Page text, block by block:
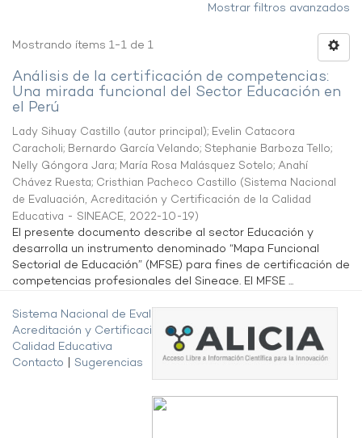
Mostrar filtros avanzados
Mostrando ítems 1-1 de 1
Análisis de la certificación de competencias:
Una mirada funcional del Sector Educación en
el Perú
Lady Sihuay Castillo (autor principal); Evelin Catacora
Caracholi; Bernardo García Velando; Stephanie Barboza Tello;
Nelly Góngora Jara; María Rosa Malásquez Sotelo; Anahí
Chávez Ruesta; Cristhian Pacheco Castillo (Sistema Nacional
de Evaluación, Acreditación y Certificación de la Calidad
Educativa - SINEACE, 2022-10-19)
El presente documento describe al sector Educación y
desarrolla un instrumento denominado “Mapa Funcional
Sectorial de Educación” (MFSE) para fines de certificación de
competencias profesionales del Sineace. El MFSE ...
Sistema Nacional de Evaluación,
Acreditación y Certificación de la
Calidad Educativa
Contacto
Sugerencias